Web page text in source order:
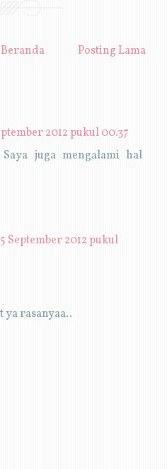
Posting Lama
Beranda
2012 pukul 00.37
juga mengalami hal
5 September 2012 pukul
ya rasanyaa..